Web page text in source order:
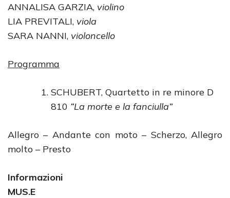
ANNALISA GARZIA, violino
LIA PREVITALI, viola
SARA NANNI, violoncello
Programma
SCHUBERT, Quartetto in re minore D
810 “La morte e la fanciulla”
Allegro – Andante con moto – Scherzo, Allegro
molto – Presto
Informazioni
MUS.E